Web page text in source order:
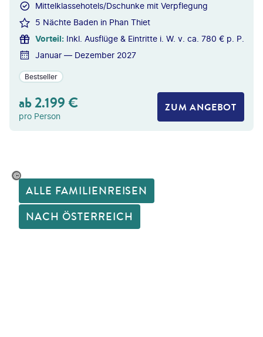
Mittelklassehotels/Dschunke mit Verpflegung
5 Nächte Baden in Phan Thiet
Vorteil: Inkl. Ausflüge & Eintritte i. W. v. ca. 780 € p. P.
Januar — Dezember 2027
Bestseller
ab2.199€
pro Person
ZUM ANGEBOT
gty
ALLE FAMILIENREISEN
NACH ÖSTERREICH